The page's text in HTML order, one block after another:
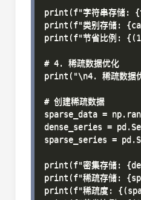
print(f"字符串存储:
print(f"类别存储:
print(f"节省比例: {(1
# 4. 稀疏数据优化
print("\n4. 稀疏数据
# 创建稀疏数据
sparse_data =
dense_series =
sparse_series =
print(f"密集存储:
print(f"稀疏存储:
print(f"稀疏度: